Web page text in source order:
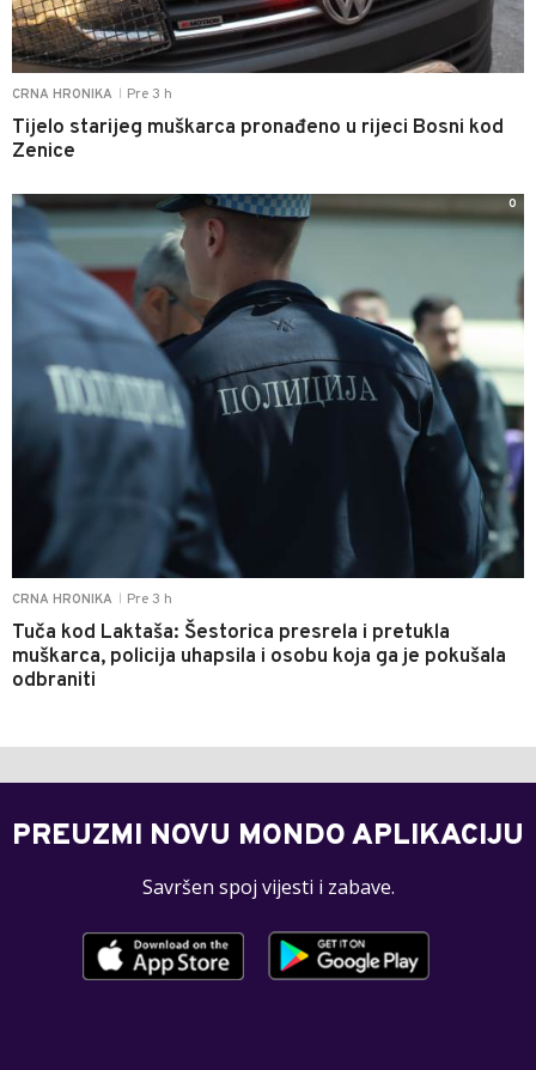
CRNA HRONIKA Pre 3 h
Tijelo starijeg muškarca pronađeno u rijeci Bosni kod
Zenice
CRNA HRONIKA Pre 3 h
Tuča kod Laktaša: Šestorica presrela i pretukla
muškarca, policija uhapsila i osobu koja ga je pokušala
odbraniti
0
PREUZMI NOVU MONDO APLIKACIJU
Savršen spoj vijesti i zabave.